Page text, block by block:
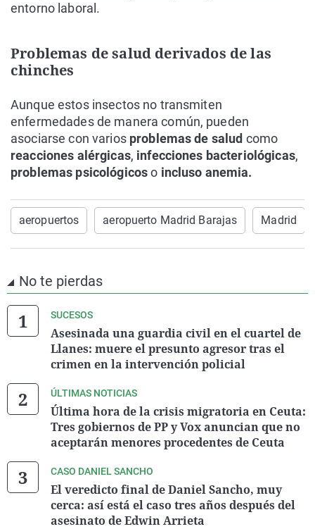
entorno laboral.
Problemas de salud derivados de las
chinches
Aunque estos insectos no transmiten
enfermedades de manera común, pueden
asociarse con varios problemas de salud como
reacciones alérgicas, infecciones bacteriológicas,
problemas psicológicoso incluso anemia.
aeropuertos aeropuerto Madrid Barajas Madrid
No te pierdas
SUCESOS
Asesinada una guardia civil en el cuartel de
Llanes: muere el presunto agresor tras el
crimen en la intervención policial
ÚLTIMAS NOTICIAS
Última hora de la crisis migratoria en Ceuta:
Tres gobiernos de PP y Vox anuncian que no
aceptarán menores procedentes de Ceuta
CASO DANIEL SANCHO
El veredicto final de Daniel Sancho, muy
cerca: así está el caso tres años después del
asesinato de Edwin Arrieta